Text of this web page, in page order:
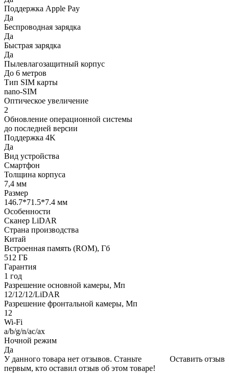
Поддержка Apple Pay
Да
Беспроводная зарядка
Да
Быстрая зарядка
Да
Пылевлагозащитный корпус
До 6 метров
Тип SIM карты
nano-SIM
Оптическое увеличение
2
Обновление операционной системы
до последней версии
Поддержка 4K
Да
Вид устройства
Смартфон
Толщина корпуса
7,4 мм
Размер
146.7*71.5*7.4 мм
Особенности
Сканер LiDAR
Страна производства
Китай
Встроенная память (ROM), Гб
512 ГБ
Гарантия
1 год
Разрешение основной камеры, Мп
12/12/12/LiDAR
Разрешение фронтальной камеры, Мп
12
Wi-Fi
a/b/g/n/ac/ax
Ночной режим
Да
Оставить отзыв
У данного товара нет отзывов. Станьте
первым, кто оставил отзыв об этом товаре!